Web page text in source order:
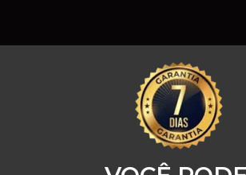
coautoria com Antônio César
foi professor de Direito Tributário
de EAD da Justiça Federal do
Professor de diversos cursos de